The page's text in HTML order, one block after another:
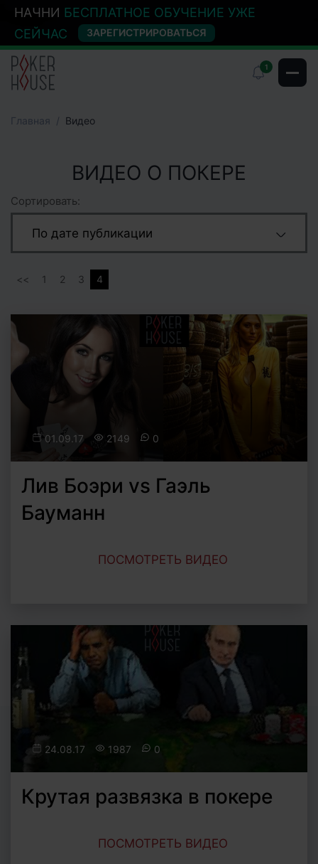
НАЧНИ БЕСПЛАТНОЕ ОБУЧЕНИЕ УЖЕ
СЕЙЧАС
ЗАРЕГИСТРИРОВАТЬСЯ
1
Главная Видео
ВИДЕО О ПОКЕРЕ
Сортировать:
По дате публикации
Популярные
По к-ву комментариев
1 2 3 4
01.09.17 2149 0
Лив Боэри vs Гаэль
Бауманн
ПОСМОТРЕТЬ ВИДЕО
24.08.17 1987 0
Крутая развязка в покере
ПОСМОТРЕТЬ ВИДЕО